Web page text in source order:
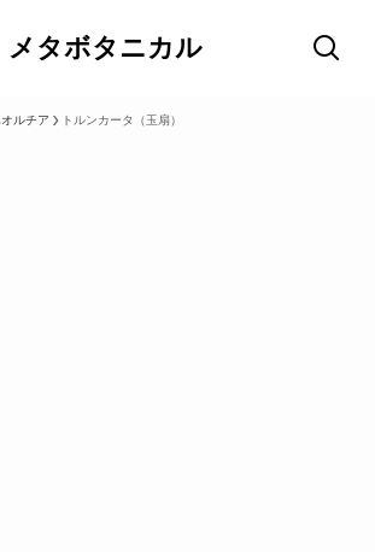
メタボタニカル
ルチア トルンカータ（玉扇）